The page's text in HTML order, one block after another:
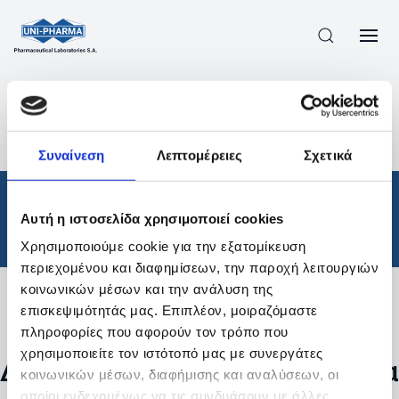
Συναίνεση Λεπτομέρειες Σχετικά
Αυτή η ιστοσελίδα χρησιμοποιεί cookies
Χρησιμοποιούμε cookie για την εξατομίκευση
περιεχομένου και διαφημίσεων, την παροχή λειτουργιών
κοινωνικών μέσων και την ανάλυση της
επισκεψιμότητάς μας. Επιπλέον, μοιραζόμαστε
πληροφορίες που αφορούν τον τρόπο που
χρησιμοποιείτε τον ιστότοπό μας με συνεργάτες
κοινωνικών μέσων, διαφήμισης και αναλύσεων, οι
οποίοι ενδεχομένως να τις συνδυάσουν με άλλες
ΠΡΟΪΟΝΤΑ
ΘΕΡΑΠΕΥΤΙΚΈΣ ΚΑΤΗΓΟΡΊΕΣ
/
ΑΠΟΤΕΛΕΣΜΑΤΑ ΑΝΑΖΗΤΗΣΗΣ
Θεραπευτικές Κατηγορίες
Φίλτρα
Δεν βρέθηκαν προϊόντα με τα